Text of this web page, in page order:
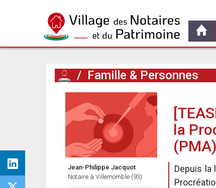
/ Famille & Personnes
Jean-Philippe Jacquot
Notaire à Villemomble (93)
la
(PMA)
Depuis la